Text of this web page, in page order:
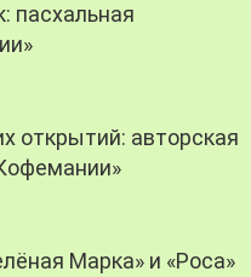
пасхальная
открытий: авторская
Марка» и «Роса»